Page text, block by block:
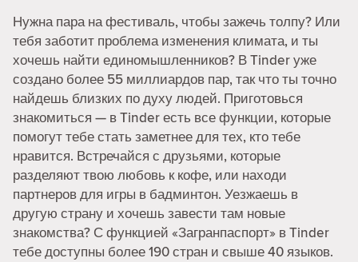
Нужна пара на фестиваль, чтобы зажечь толпу? Или
тебя заботит проблема изменения климата, и ты
хочешь найти единомышленников? В Tinder уже
создано более 55 миллиардов пар, так что ты точно
найдешь близких по духу людей. Приготовься
знакомиться — в Tinder есть все функции, которые
помогут тебе стать заметнее для тех, кто тебе
нравится. Встречайся с друзьями, которые
разделяют твою любовь к кофе, или находи
партнеров для игры в бадминтон. Уезжаешь в
другую страну и хочешь завести там новые
знакомства? С функцией «Загранпаспорт» в Tinder
тебе доступны более 190 стран и свыше 40 языков.